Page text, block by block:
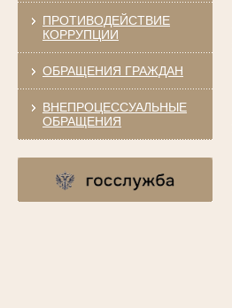
ПРОТИВОДЕЙСТВИЕ
КОРРУПЦИИ
ОБРАЩЕНИЯ ГРАЖДАН
ВНЕПРОЦЕССУАЛЬНЫЕ
ОБРАЩЕНИЯ